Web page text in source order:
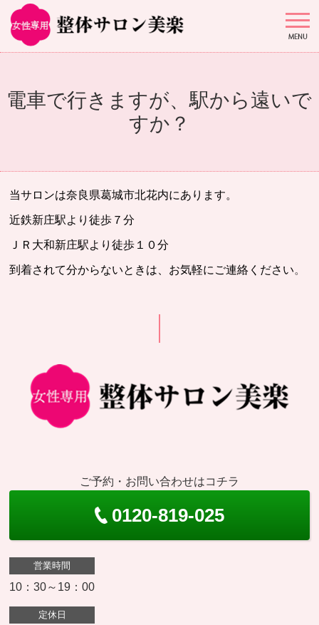
電車で行きますが、駅から遠いで
すか？
当サロンは奈良県葛城市北花内にあります。
近鉄新庄駅より徒歩７分
ＪＲ大和新庄駅より徒歩１０分
到着されて分からないときは、お気軽にご連絡ください。
ご予約・お問い合わせはコチラ
0120-819-025
営業時間
10：30～19：00
定休日